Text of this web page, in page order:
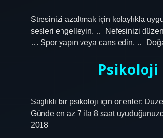
Stresinizi azaltmak için kolaylıkla
sesleri engelleyin. … Nefesinizi
… Spor yapın veya dans edin. …
Sağlıklı bir psikoloji için öneriler:
Günde en az 7 ila 8 saat
2018